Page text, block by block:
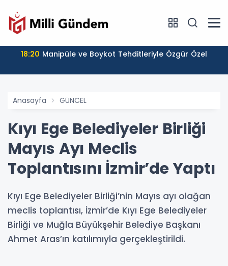
18:20 Manipüle ve Boykot Tehditleriyle Özgür Özel
Anasayfa GÜNCEL
Kıyı Ege Belediyeler Birliği
Mayıs Ayı Meclis
Toplantısını İzmir’de Yaptı
Kıyı Ege Belediyeler Birliği’nin Mayıs ayı olağan
meclis toplantısı, İzmir’de Kıyı Ege Belediyeler
Birliği ve Muğla Büyükşehir Belediye Başkanı
Ahmet Aras’ın katılımıyla gerçekleştirildi.